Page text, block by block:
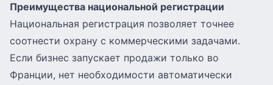
Преимущества национальной регистрации
Национальная регистрация позволяет точнее
соотнести охрану с коммерческими задачами.
Если бизнес запускает продажи только во
Франции, нет необходимости автоматически